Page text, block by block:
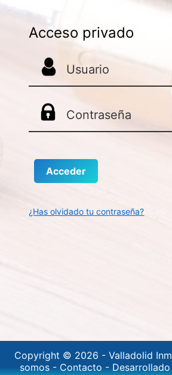
Acceso privado
¿Has olvidado tu contraseña?
Copyright © 2026 - Valladolid
somos - Contacto -